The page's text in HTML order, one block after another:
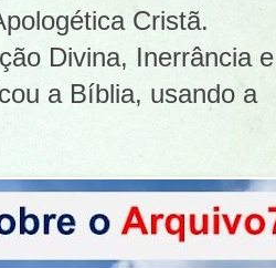
Cristã.
Divina, Inerrância e
a Bíblia, usando a